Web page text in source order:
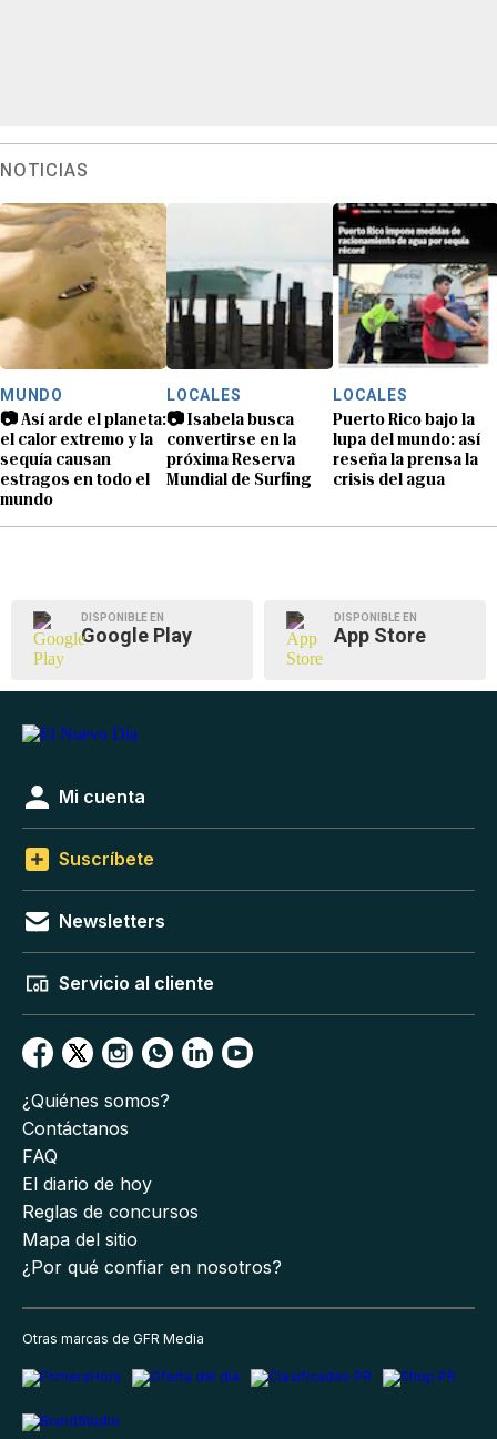
NOTICIAS
MUNDO
📷 Así arde el planeta:
el calor extremo y la
sequía causan
estragos en todo el
mundo
LOCALES
📷 Isabela busca
convertirse en la
próxima Reserva
Mundial de Surfing
LOCALES
Puerto Rico bajo la
lupa del mundo: así
reseña la prensa la
crisis del agua
DISPONIBLE EN
Google Play
DISPONIBLE EN
App Store
Mi cuenta
Suscríbete
Newsletters
Servicio al cliente
¿Quiénes somos?
Contáctanos
FAQ
El diario de hoy
Reglas de concursos
Mapa del sitio
¿Por qué confiar en nosotros?
Otras marcas de GFR Media